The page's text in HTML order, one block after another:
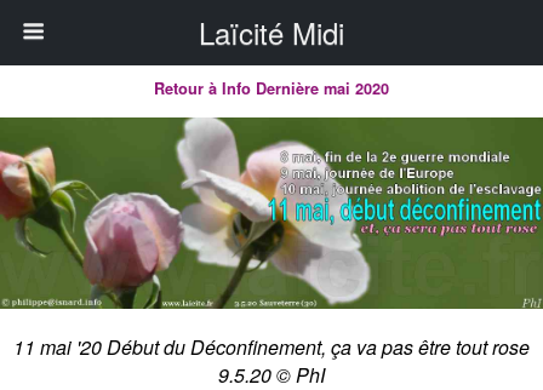
Laïcité Midi
Retour à Info Dernière mai 2020
11 mai '20 Début du Déconfinement, ça va pas être tout rose
9.5.20 © PhI